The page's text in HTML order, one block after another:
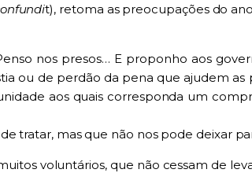
t), retoma as preocupações do
nos presos… E proponho aos
ou de perdão da pena que ajudem as
aos quais corresponda um
tratar, mas que não nos pode deixar
voluntários, que não cessam de